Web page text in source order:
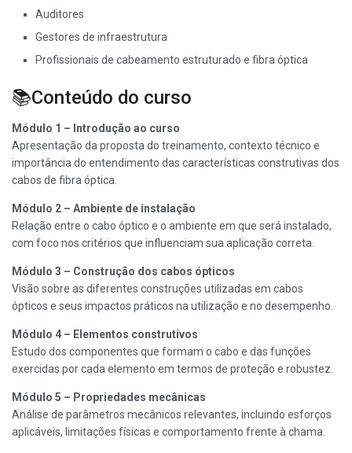
Auditores
Gestores de infraestrutura
Profissionais de cabeamento estruturado e fibra óptica
📚Conteúdo do curso
Módulo 1 – Introdução ao curso
Apresentação da proposta do treinamento, contexto técnico e
importância do entendimento das características construtivas dos
cabos de fibra óptica.
Módulo 2 – Ambiente de instalação
Relação entre o cabo óptico e o ambiente em que será instalado,
com foco nos critérios que influenciam sua aplicação correta.
Módulo 3 – Construção dos cabos ópticos
Visão sobre as diferentes construções utilizadas em cabos
ópticos e seus impactos práticos na utilização e no desempenho.
Módulo 4 – Elementos construtivos
Estudo dos componentes que formam o cabo e das funções
exercidas por cada elemento em termos de proteção e robustez.
Módulo 5 – Propriedades mecânicas
Análise de parâmetros mecânicos relevantes, incluindo esforços
aplicáveis, limitações físicas e comportamento frente à chama.